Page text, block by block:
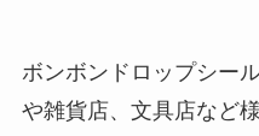
ボンボンドロップシー
や雑貨店、文具店など